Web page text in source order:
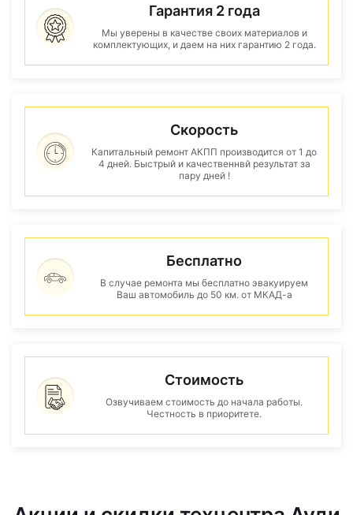
Гарантия 2 года
Мы уверены в качестве своих материалов и
комплектующих, и даем на них гарантию 2 года.
Скорость
Капитальный ремонт АКПП производится от 1 до
4 дней. Быстрый и качественнвй результат за
пару дней !
Бесплатно
В случае ремонта мы бесплатно эвакуируем
Ваш автомобиль до 50 км. от МКАД-а
Стоимость
Озвучиваем стоимость до начала работы.
Честность в приоритете.